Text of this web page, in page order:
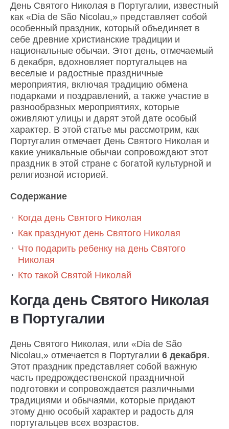
День Святого Николая в Португалии, известный
как «Dia de São Nicolau,» представляет собой
особенный праздник, который объединяет в
себе древние христианские традиции и
национальные обычаи. Этот день, отмечаемый
6 декабря, вдохновляет португальцев на
веселые и радостные праздничные
мероприятия, включая традицию обмена
подарками и поздравлений, а также участие в
разнообразных мероприятиях, которые
оживляют улицы и дарят этой дате особый
характер. В этой статье мы рассмотрим, как
Португалия отмечает День Святого Николая и
какие уникальные обычаи сопровождают этот
праздник в этой стране с богатой культурной и
религиозной историей.
Содержание
Когда день Святого Николая
Как празднуют день Святого Николая
Что подарить ребенку на день Святого
Николая
Кто такой Святой Николай
Когда день Святого Николая
в Португалии
День Святого Николая, или «Dia de São
Nicolau,» отмечается в Португалии 6 декабря.
Этот праздник представляет собой важную
часть предрождественской праздничной
подготовки и сопровождается различными
традициями и обычаями, которые придают
этому дню особый характер и радость для
португальцев всех возрастов.